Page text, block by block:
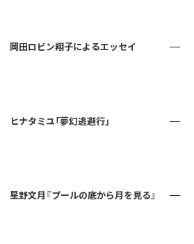
岡田ロビン翔子によるエッセイ
ヒナタミユ「夢幻逃避行」
星野文月『プールの底から月を見る』